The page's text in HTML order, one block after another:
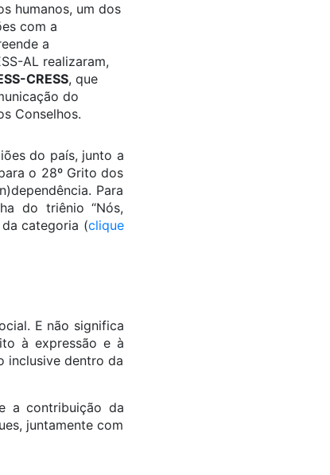
humanos, um dos
com a
a
AL realizaram,
CRESS, que
do
Conselhos.
do país, junto a
o 28º Grito dos
Para
do triênio “Nós,
da categoria (clique
E não significa
à expressão e à
inclusive dentro da
a contribuição da
juntamente com